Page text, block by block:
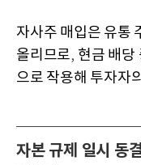
자사주 매입은 유통
올리므로, 현금 배당
으로 작용해 투자자
자본 규제 일시 동